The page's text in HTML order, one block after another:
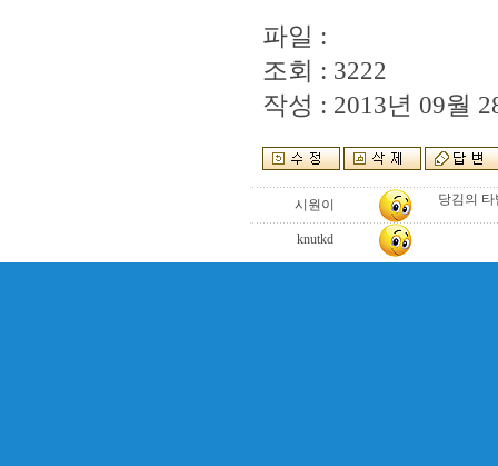
파일 :
조회 : 3222
작성 : 2013년 09월
시원이 당김의
knutkd